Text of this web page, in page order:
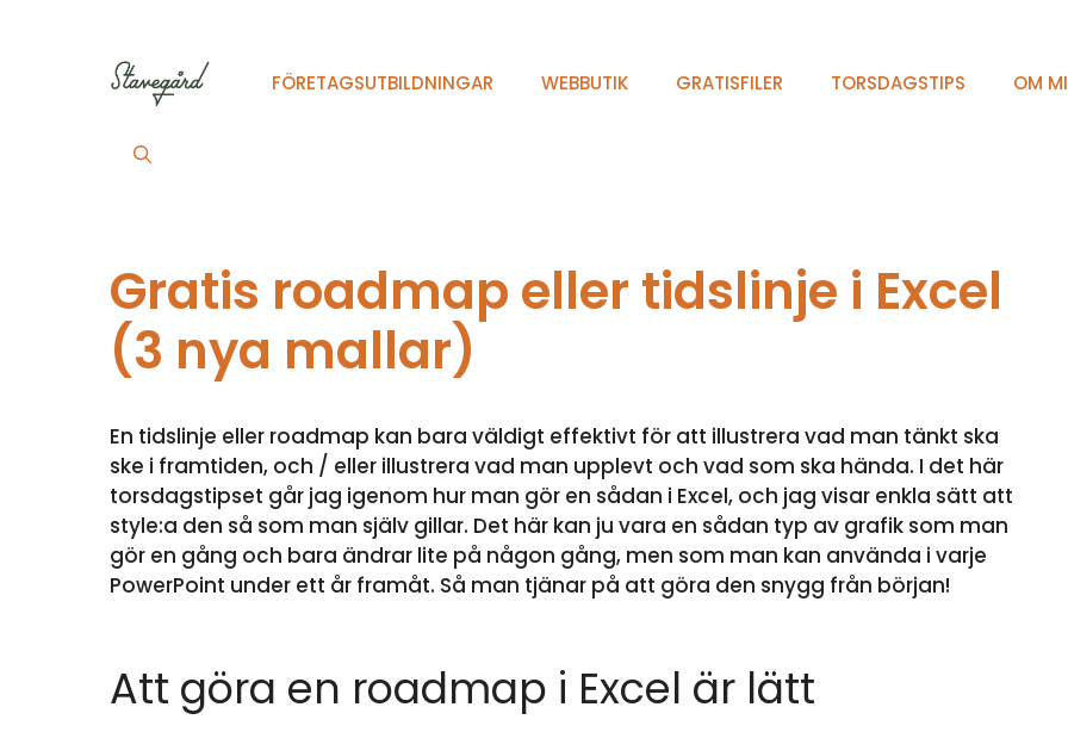
FÖRETAGSUTBILDNINGAR WEBBUTIK GRATISFILER TORSDAGSTIPS OM
Gratis roadmap eller tidslinje i Excel
(3 nya mallar)
En tidslinje eller roadmap kan bara väldigt effektivt för att illustrera vad man tänkt ska
ske i framtiden, och / eller illustrera vad man upplevt och vad som ska hända. I det här
torsdagstipset går jag igenom hur man gör en sådan i Excel, och jag visar enkla sätt att
style:a den så som man själv gillar. Det här kan ju vara en sådan typ av grafik som man
gör en gång och bara ändrar lite på någon gång, men som man kan använda i varje
PowerPoint under ett år framåt. Så man tjänar på att göra den snygg från början!
Att göra en roadmap i Excel är lätt